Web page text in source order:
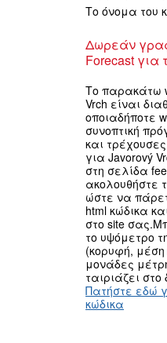
Το όνομα του
Δωρεάν
Forecast για
Το παρακάτω
Vrch είναι
οποιαδήποτε
συνοπτική
και
για Javorový
στη σελίδα
ακολουθήστε
ώστε να
html κώδικα
στο site
το υψόμετρο
(κορυφή, μέση
μονάδες
ταιριάζει
Πατήστε εδώ
κώδικα